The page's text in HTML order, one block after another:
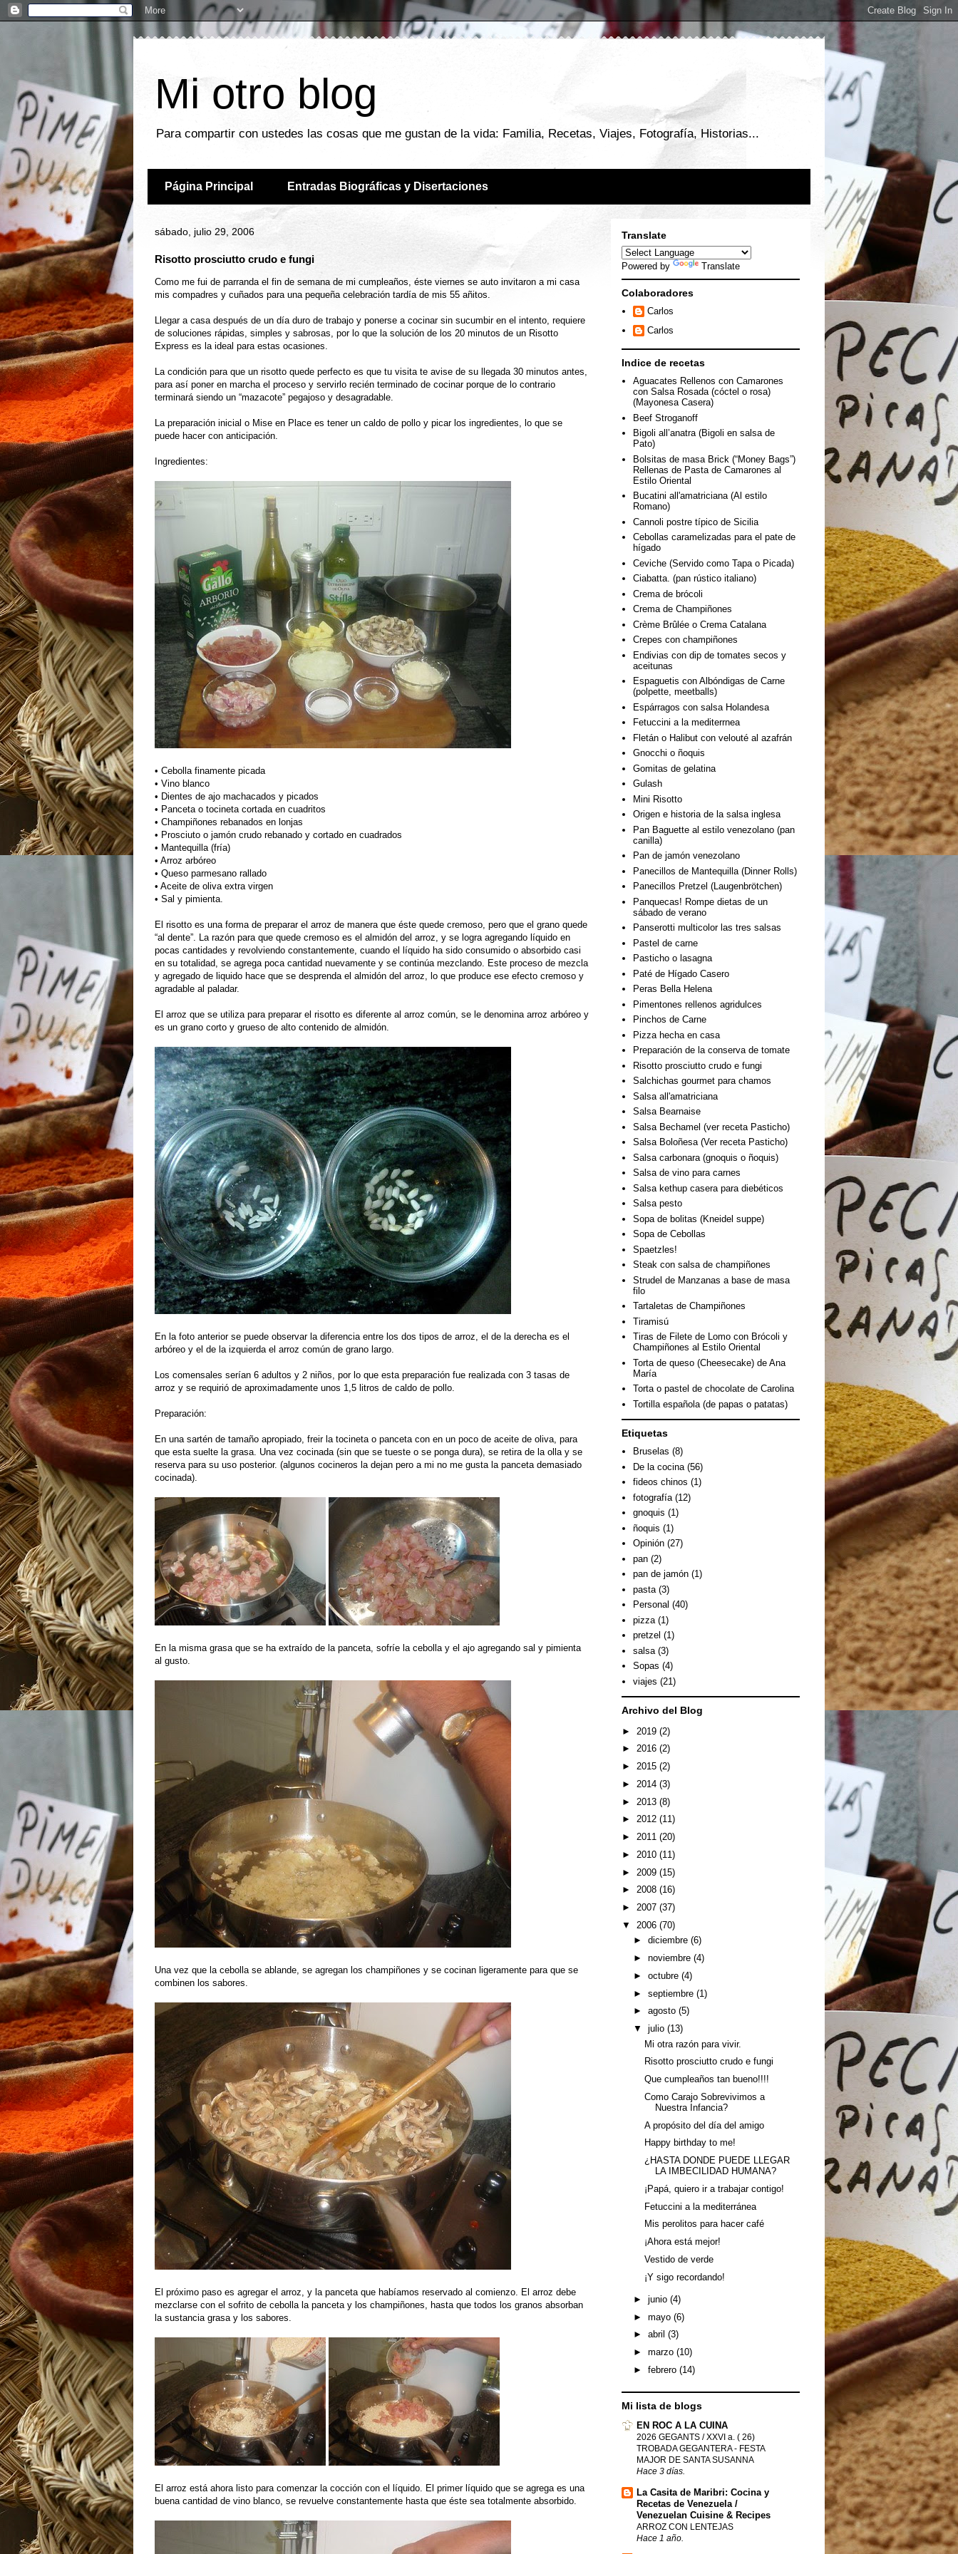
Mi otro blog
Para compartir con ustedes las cosas que me gustan de la vida: Familia, Recetas, Viajes, Fotografía, Historias...
Página Principal Entradas Biográficas y Disertaciones
sábado, julio 29, 2006
Risotto prosciutto crudo e fungi
Como me fui de parranda el fin de semana de mi cumpleaños, éste viernes se auto invitaron a mi casa
mis compadres y cuñados para una pequeña celebración tardía de mis 55 añitos.
Llegar a casa después de un día duro de trabajo y ponerse a cocinar sin sucumbir en el intento, requiere
de soluciones rápidas, simples y sabrosas, por lo que la solución de los 20 minutos de un Risotto
Express es la ideal para estas ocasiones.
La condición para que un risotto quede perfecto es que tu visita te avise de su llegada 30 minutos antes,
para así poner en marcha el proceso y servirlo recién terminado de cocinar porque de lo contrario
terminará siendo un “mazacote” pegajoso y desagradable.
La preparación inicial o Mise en Place es tener un caldo de pollo y picar los ingredientes, lo que se
puede hacer con anticipación.
Ingredientes:
• Cebolla finamente picada
• Vino blanco
• Dientes de ajo machacados y picados
• Panceta o tocineta cortada en cuadritos
• Champiñones rebanados en lonjas
• Prosciuto o jamón crudo rebanado y cortado en cuadrados
• Mantequilla (fría)
• Arroz arbóreo
• Queso parmesano rallado
• Aceite de oliva extra virgen
• Sal y pimienta.
El risotto es una forma de preparar el arroz de manera que éste quede cremoso, pero que el grano quede
“al dente”. La razón para que quede cremoso es el almidón del arroz, y se logra agregando líquido en
pocas cantidades y revolviendo constantemente, cuando el líquido ha sido consumido o absorbido casi
en su totalidad, se agrega poca cantidad nuevamente y se continúa mezclando. Este proceso de mezcla
y agregado de liquido hace que se desprenda el almidón del arroz, lo que produce ese efecto cremoso y
agradable al paladar.
El arroz que se utiliza para preparar el risotto es diferente al arroz común, se le denomina arroz arbóreo y
es un grano corto y grueso de alto contenido de almidón.
En la foto anterior se puede observar la diferencia entre los dos tipos de arroz, el de la derecha es el
arbóreo y el de la izquierda el arroz común de grano largo.
Los comensales serían 6 adultos y 2 niños, por lo que esta preparación fue realizada con 3 tasas de
arroz y se requirió de aproximadamente unos 1,5 litros de caldo de pollo.
Preparación:
En una sartén de tamaño apropiado, freir la tocineta o panceta con en un poco de aceite de oliva, para
que esta suelte la grasa. Una vez cocinada (sin que se tueste o se ponga dura), se retira de la olla y se
reserva para su uso posterior. (algunos cocineros la dejan pero a mi no me gusta la panceta demasiado
cocinada).
En la misma grasa que se ha extraído de la panceta, sofríe la cebolla y el ajo agregando sal y pimienta
al gusto.
Una vez que la cebolla se ablande, se agregan los champiñones y se cocinan ligeramente para que se
combinen los sabores.
El próximo paso es agregar el arroz, y la panceta que habíamos reservado al comienzo. El arroz debe
mezclarse con el sofrito de cebolla la panceta y los champiñones, hasta que todos los granos absorban
la sustancia grasa y los sabores.
El arroz está ahora listo para comenzar la cocción con el líquido. El primer líquido que se agrega es una
buena cantidad de vino blanco, se revuelve constantemente hasta que éste sea totalmente absorbido.
Translate
Powered by Translate
Colaboradores
Carlos
Carlos
Indice de recetas
Aguacates Rellenos con Camarones
con Salsa Rosada (cóctel o rosa)
(Mayonesa Casera)
Beef Stroganoff
Bigoli all’anatra (Bigoli en salsa de
Pato)
Bolsitas de masa Brick (“Money Bags”)
Rellenas de Pasta de Camarones al
Estilo Oriental
Bucatini all'amatriciana (Al estilo
Romano)
Cannoli postre típico de Sicilia
Cebollas caramelizadas para el pate de
hígado
Ceviche (Servido como Tapa o Picada)
Ciabatta. (pan rústico italiano)
Crema de brócoli
Crema de Champiñones
Crème Brûlée o Crema Catalana
Crepes con champiñones
Endivias con dip de tomates secos y
aceitunas
Espaguetis con Albóndigas de Carne
(polpette, meetballs)
Espárragos con salsa Holandesa
Fetuccini a la mediterrnea
Fletán o Halibut con velouté al azafrán
Gnocchi o ñoquis
Gomitas de gelatina
Gulash
Mini Risotto
Origen e historia de la salsa inglesa
Pan Baguette al estilo venezolano (pan
canilla)
Pan de jamón venezolano
Panecillos de Mantequilla (Dinner Rolls)
Panecillos Pretzel (Laugenbrötchen)
Panquecas! Rompe dietas de un
sábado de verano
Panserotti multicolor las tres salsas
Pastel de carne
Pasticho o lasagna
Paté de Hígado Casero
Peras Bella Helena
Pimentones rellenos agridulces
Pinchos de Carne
Pizza hecha en casa
Preparación de la conserva de tomate
Risotto prosciutto crudo e fungi
Salchichas gourmet para chamos
Salsa all'amatriciana
Salsa Bearnaise
Salsa Bechamel (ver receta Pasticho)
Salsa Boloñesa (Ver receta Pasticho)
Salsa carbonara (gnoquis o ñoquis)
Salsa de vino para carnes
Salsa kethup casera para diebéticos
Salsa pesto
Sopa de bolitas (Kneidel suppe)
Sopa de Cebollas
Spaetzles!
Steak con salsa de champiñones
Strudel de Manzanas a base de masa
filo
Tartaletas de Champiñones
Tiramisú
Tiras de Filete de Lomo con Brócoli y
Champiñones al Estilo Oriental
Torta de queso (Cheesecake) de Ana
María
Torta o pastel de chocolate de Carolina
Tortilla española (de papas o patatas)
Etiquetas
Bruselas (8)
De la cocina (56)
fideos chinos (1)
fotografía (12)
gnoquis (1)
ñoquis (1)
Opinión (27)
pan (2)
pan de jamón (1)
pasta (3)
Personal (40)
pizza (1)
pretzel (1)
salsa (3)
Sopas (4)
viajes (21)
Archivo del Blog
► 2019 (2)
► 2016 (2)
► 2015 (2)
► 2014 (3)
► 2013 (8)
► 2012 (11)
► 2011 (20)
► 2010 (11)
► 2009 (15)
► 2008 (16)
► 2007 (37)
▼ 2006 (70)
► diciembre (6)
► noviembre (4)
► octubre (4)
► septiembre (1)
► agosto (5)
▼ julio (13)
Mi otra razón para vivir.
Risotto prosciutto crudo e fungi
Que cumpleaños tan bueno!!!!
Como Carajo Sobrevivimos a
Nuestra Infancia?
A propósito del día del amigo
Happy birthday to me!
¿HASTA DONDE PUEDE LLEGAR
LA IMBECILIDAD HUMANA?
¡Papá, quiero ir a trabajar contigo!
Fetuccini a la mediterránea
Mis perolitos para hacer café
¡Ahora está mejor!
Vestido de verde
¡Y sigo recordando!
► junio (4)
► mayo (6)
► abril (3)
► marzo (10)
► febrero (14)
Mi lista de blogs
EN ROC A LA CUINA
2026 GEGANTS / XXVI a. ( 26)
TROBADA GEGANTERA - FESTA
MAJOR DE SANTA SUSANNA
Hace 3 días.
La Casita de Maribri: Cocina y
Recetas de Venezuela /
Venezuelan Cuisine & Recipes
ARROZ CON LENTEJAS
Hace 1 año.